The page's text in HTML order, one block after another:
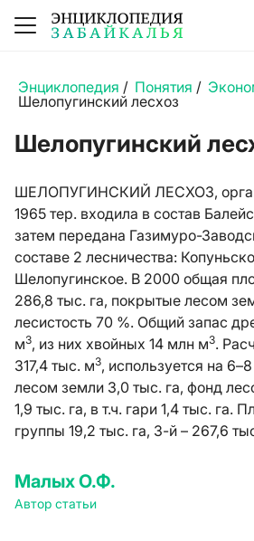
Энциклопедия / Понятия /
Шелопугинский лесхоз
Шелопугинский
ШЕЛОПУГИНСКИЙ ЛЕСХОЗ,
1965 тер. входила в состав
затем передана Газимуро-
составе 2 лесничества:
Шелопугинское. В 2000 общая
286,8 тыс. га, покрытые лесом
лесистость 70 %. Общий запас
м3, из них хвойных 14 млн м3.
317,4 тыс. м3, используется на
лесом земли 3,0 тыс. га, фонд
1,9 тыс. га, в т.ч. гари 1,4 тыс. га.
группы 19,2 тыс. га, 3-й – 267,6
Малых О.Ф.
Автор статьи